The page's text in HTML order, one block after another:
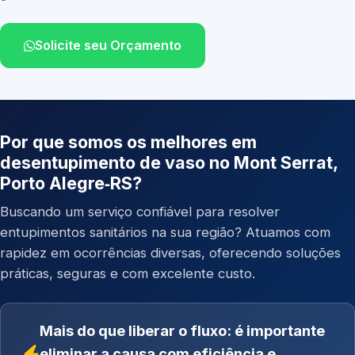
Solicite seu Orçamento
Por que somos os melhores em
desentupimento de vaso no Mont Serrat,
Porto Alegre‑RS?
Buscando um serviço confiável para resolver
entupimentos sanitários na sua região? Atuamos com
rapidez em ocorrências diversas, oferecendo soluções
práticas, seguras e com excelente custo.
Mais do que liberar o fluxo: é importante